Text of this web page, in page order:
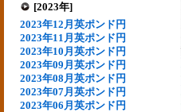
[2023年]
2023年12月英ポンド円
2023年11月英ポンド円
2023年10月英ポンド円
2023年09月英ポンド円
2023年08月英ポンド円
2023年07月英ポンド円
2023年06月英ポンド円